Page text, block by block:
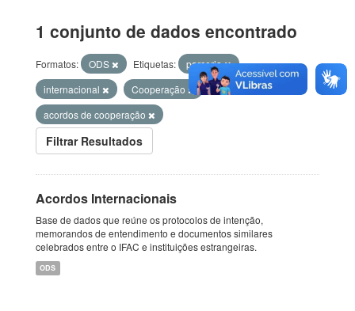
1 conjunto de dados encontrado
Formatos: ODS Etiquetas:
parceria
internacional
Cooperação
acordos de cooperação
Filtrar Resultados
Acordos Internacionais
Base de dados que reúne os protocolos de intenção,
memorandos de entendimento e documentos similares
celebrados entre o IFAC e instituições estrangeiras.
ODS